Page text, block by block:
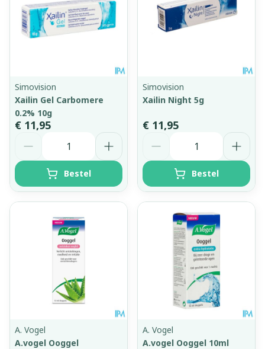
Simovision
Xailin Gel Carbomere
0.2% 10g
€ 11,95
Bestel
Simovision
Xailin Night 5g
€ 11,95
Bestel
A. Vogel
A.vogel Ooggel
A. Vogel
A.vogel Ooggel 10ml